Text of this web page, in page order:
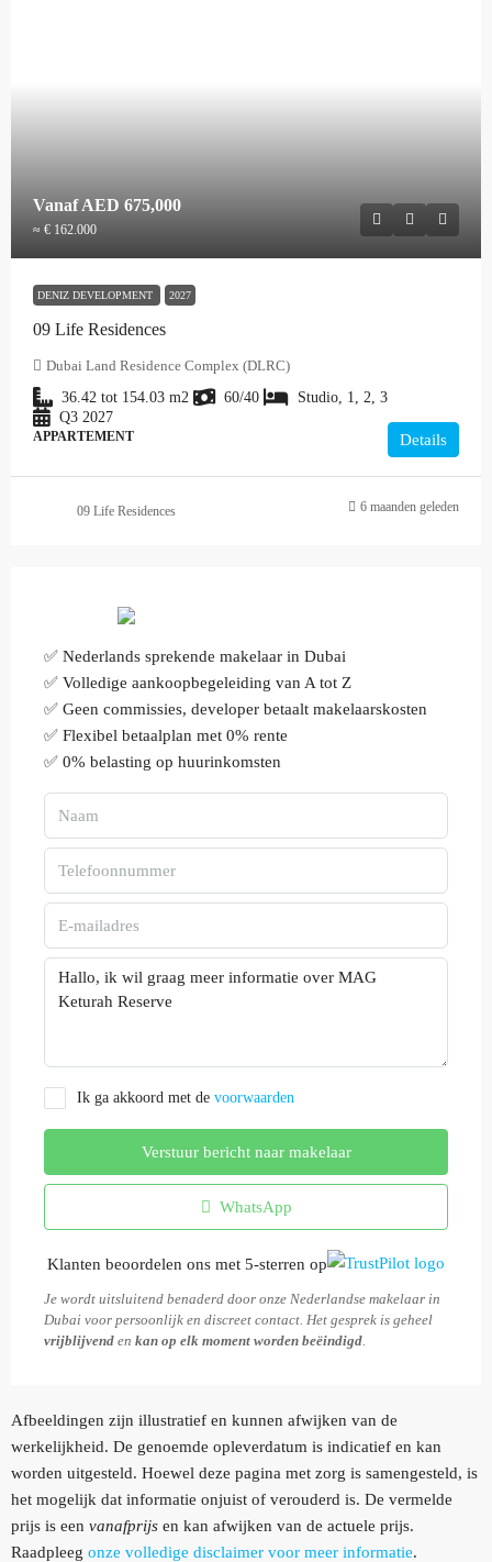
VanafAED 675,000
≈ € 162.000
DENIZ DEVELOPMENT 2027
09 Life Residences
Dubai Land Residence Complex (DLRC)
36.42 tot 154.03 m2 60/40
Studio, 1, 2, 3
Q3 2027
APPARTEMENT Details
09 Life Residences 6 maanden geleden
✅ Nederlands sprekende makelaar in Dubai
✅ Volledige aankoopbegeleiding van A tot Z
✅ Geen commissies, developer betaalt makelaarskosten
✅ Flexibel betaalplan met 0% rente
✅ 0% belasting op huurinkomsten
Ik ga akkoord met de voorwaarden
Verstuur bericht naar makelaar
WhatsApp
Klanten beoordelen ons met 5-sterren op
Je wordt uitsluitend benaderd door onze Nederlandse makelaar in
Dubai voor persoonlijk en discreet contact. Het gesprek is geheel
vrijblijvend en kan op elk moment worden beëindigd
Afbeeldingen zijn illustratief en kunnen afwijken van de
werkelijkheid. De genoemde opleverdatum is indicatief en kan
worden uitgesteld. Hoewel deze pagina met zorg is samengesteld, is
het mogelijk dat informatie onjuist of verouderd is. De vermelde
prijs is een vanafprijs en kan afwijken van de actuele prijs.
Raadpleeg onze volledige disclaimer voor meer informatie.